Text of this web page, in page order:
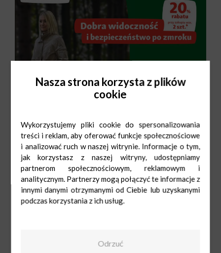
Nasza strona korzysta z plików
cookie
Wykorzystujemy pliki cookie do spersonalizowania
treści i reklam, aby oferować funkcje społecznościowe
i analizować ruch w naszej witrynie. Informacje o tym,
jak korzystasz z naszej witryny, udostępniamy
partnerom społecznościowym, reklamowym i
analitycznym. Partnerzy mogą połączyć te informacje z
innymi danymi otrzymanymi od Ciebie lub uzyskanymi
podczas korzystania z ich usług.
Odrzuć